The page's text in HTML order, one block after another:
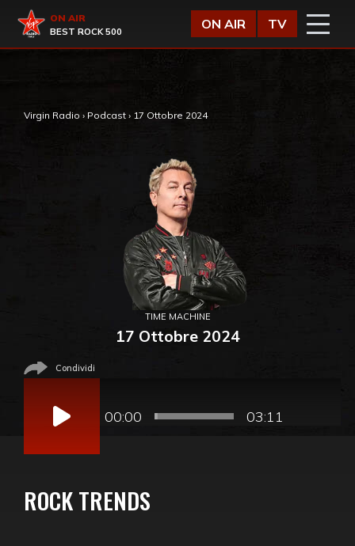
Virgin Radio
ON AIR
BEST ROCK 500
ON AIR TV
Virgin Radio › Podcast › 17 Ottobre 2024
TIME MACHINE
17 Ottobre 2024
Condividi
00:00 03:11
ROCK TRENDS